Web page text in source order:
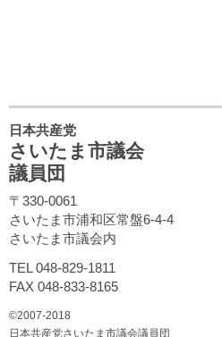
日本共産党
さいたま市議会
議員団
〒330-0061
さいたま市浦和区常盤6-4-4
さいたま市議会内
TEL 048-829-1811
FAX 048-833-8165
©2007-2018
日本共産党さいたま市議会議員団